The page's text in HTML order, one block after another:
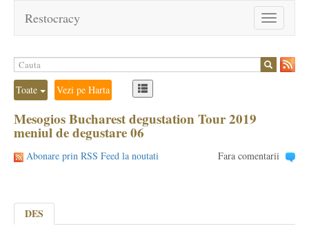
Toggle
navigation
Restocracy
Toate Vezi pe Harta
Mesogios Bucharest degustation Tour 2019
meniul de degustare 06
Abonare prin RSS Feed la noutati Fara comentarii
DES